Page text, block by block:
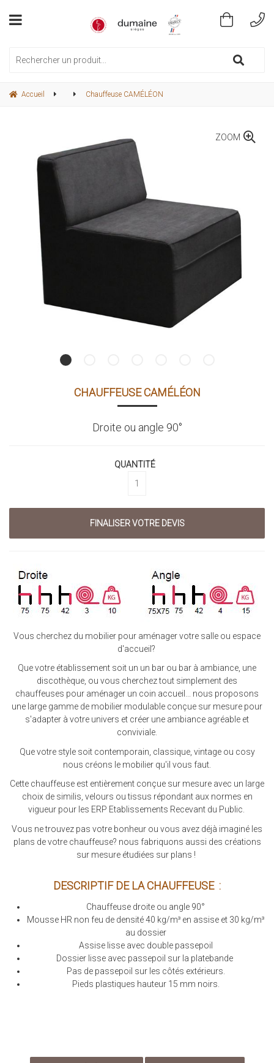
Accueil Chauffeuse CAMÉLÉON
ZOOM
CHAUFFEUSE CAMÉLÉON
Droite ou angle 90°
QUANTITÉ
Vous cherchez du mobilier pour aménager votre salle ou espace
d'accueil?
Que votre établissement soit un un bar ou bar à ambiance, une
discothèque, ou vous cherchez tout simplement des
chauffeuses pour aménager un coin accueil... nous proposons
une large gamme de mobilier modulable conçue sur mesure pour
s'adapter à votre univers et créer une ambiance agréable et
conviviale.
Que votre style soit contemporain, classique, vintage ou cosy
nous créons le mobilier qu'il vous faut.
Cette chauffeuse est entièrement conçue sur mesure avec un large
choix de similis, velours ou tissus répondant aux normes en
vigueur pour les ERP Etablissements Recevant du Public.
Vous ne trouvez pas votre bonheur ou vous avez déjà imaginé les
plans de votre chauffeuse? nous fabriquons aussi des créations
sur mesure étudiées sur plans !
DESCRIPTIF DE LA CHAUFFEUSE :
Chauffeuse droite ou angle 90°
Mousse HR non feu de densité 40 kg/m³ en assise et 30 kg/m³
au dossier
Assise lisse avec double passepoil
Dossier lisse avec passepoil sur la platebande
Pas de passepoil sur les côtés extérieurs.
Pieds plastiques hauteur 15 mm noirs.